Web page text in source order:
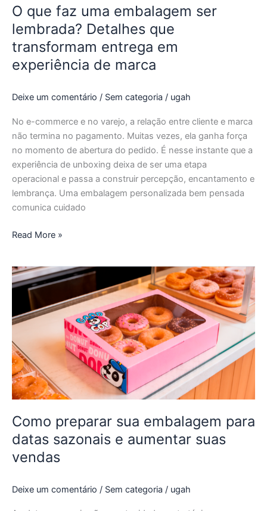
O que faz uma embalagem ser
lembrada? Detalhes que
transformam entrega em
experiência de marca
Deixe um comentário / Sem categoria / ugah
No e-commerce e no varejo, a relação entre cliente e marca
não termina no pagamento. Muitas vezes, ela ganha força
no momento de abertura do pedido. É nesse instante que a
experiência de unboxing deixa de ser uma etapa
operacional e passa a construir percepção, encantamento e
lembrança. Uma embalagem personalizada bem pensada
comunica cuidado
entrega
em
experiência
de
marca
Read More »
Como preparar sua embalagem para
datas sazonais e aumentar suas
vendas
Deixe um comentário / Sem categoria / ugah
Como
preparar
embalagem
datas
sazonais
e
aumentar
suas
vendas